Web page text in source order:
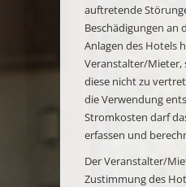
auftretende
Beschädigungen an
Anlagen des Hotels
Veranstalter/Mieter,
diese nicht zu
die Verwendung
Stromkosten darf
erfassen und
Der Veranstalter/
Zustimmung des